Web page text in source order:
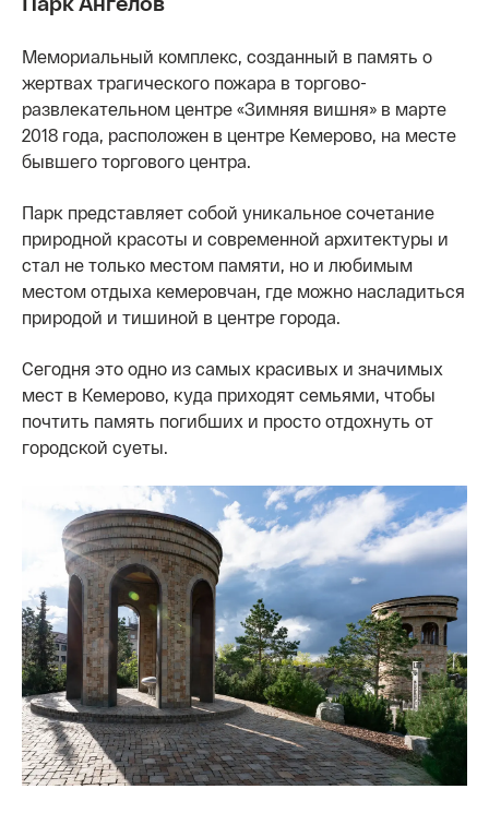
Мемориальный комплекс, созданный в память о
жертвах трагического пожара в торгово-
развлекательном центре «Зимняя вишня» в марте
2018 года, расположен в центре Кемерово, на месте
бывшего торгового центра.
Парк представляет собой уникальное сочетание
природной красоты и современной архитектуры и
стал не только местом памяти, но и любимым
местом отдыха кемеровчан, где можно насладиться
природой и тишиной в центре города.
Сегодня это одно из самых красивых и значимых
мест в Кемерово, куда приходят семьями, чтобы
почтить память погибших и просто отдохнуть от
городской суеты.